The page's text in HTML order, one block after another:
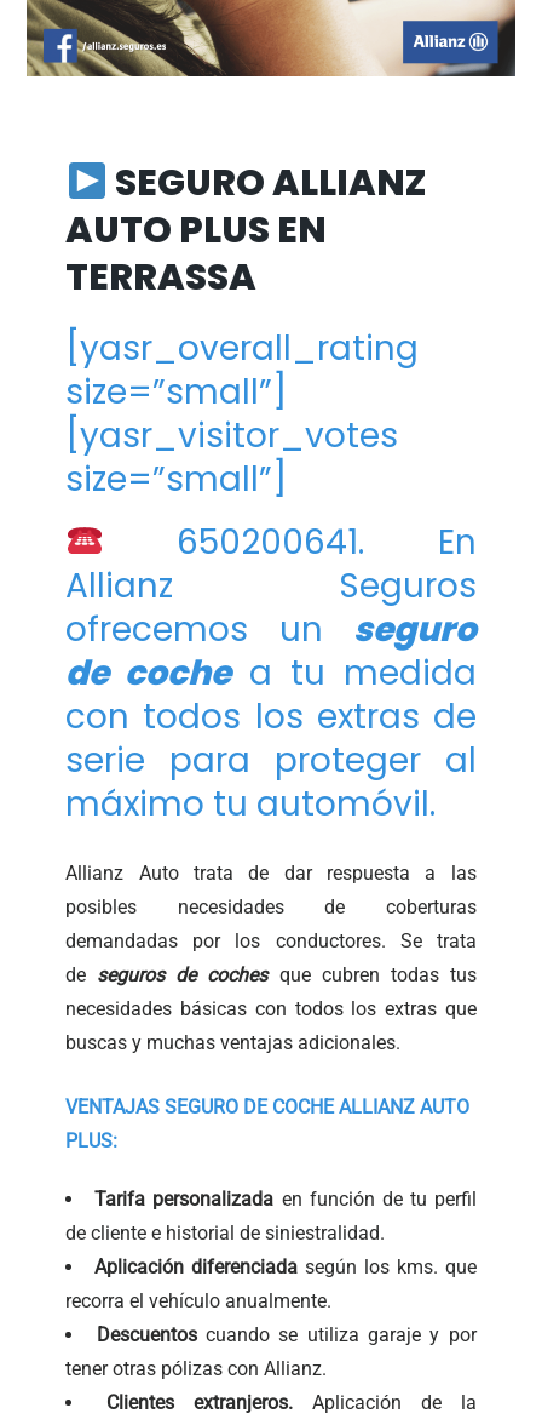
SEGURO ALLIANZ
AUTO PLUS EN
TERRASSA
[yasr_overall_rating
size=”small”]
[yasr_visitor_votes
size=”small”]
650200641. En
Allianz Seguros
ofrecemos un seguro
de coche a tu medida
con todos los extras de
serie para proteger al
máximo tu automóvil.
Allianz Auto trata de dar respuesta a las
posibles necesidades de coberturas
demandadas por los conductores. Se trata
de seguros de cochesque cubren todas tus
necesidades básicas con todos los extras que
buscas y muchas ventajas adicionales.
VENTAJAS SEGURO DE COCHE ALLIANZ AUTO
PLUS:
Tarifa personalizada en función de tu perfil
de cliente e historial de siniestralidad.
Aplicación diferenciadasegún los kms. que
recorra el vehículo anualmente.
Descuentoscuando se utiliza garaje y por
tener otras pólizas con Allianz.
Clientesextranjeros. Aplicación de la